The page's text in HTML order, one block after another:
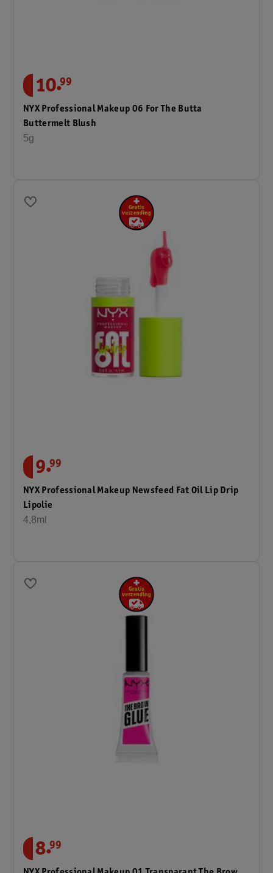
10.99
NYX Professional Makeup 06 For The Butta
Buttermelt Blush
5g
9.99
NYX Professional Makeup Newsfeed Fat Oil Lip Drip
Lipolie
4,8ml
8.99